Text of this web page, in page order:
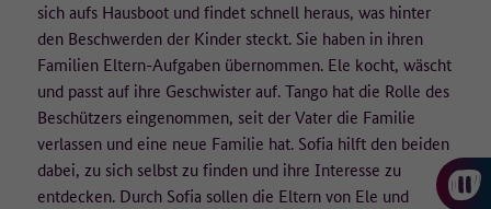
sich aufs Hausboot und findet schnell heraus, was hinter
den Beschwerden der Kinder steckt. Sie haben in ihren
Familien Eltern-Aufgaben übernommen. Ele kocht, wäscht
und passt auf ihre Geschwister auf. Tango hat die Rolle des
Beschützers eingenommen, seit der Vater die Familie
verlassen und eine neue Familie hat. Sofia hilft den beiden
dabei, zu sich selbst zu finden und ihre Interesse zu
entdecken. Durch Sofia sollen die Eltern von Ele und
Zweck
Dieser Wert speichert Ihre Consent-
Einstellungen. Unter anderem eine zufällig
generierte ID, für die historische Speicherung
Ihrer vorgenommen Einstellungen, falls der
Webseiten-Betreiber dies eingestellt hat.
• Betriebssystem-Version,
• Browser/Browser-Engines und Browser-Plugins,
• aufgerufene URLs,
• die Website, von der auf die aufgerufene Seite gelangt wurde
(Referrer-Site),
• Verweildauer,
• heruntergeladene PDFs,
• eingegebene Suchbegriffe.